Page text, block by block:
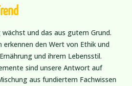
und das aus gutem Grund.
erkennen den Wert von Ethik und
und ihrem Lebensstil.
sind unsere Antwort auf
aus fundiertem Fachwissen